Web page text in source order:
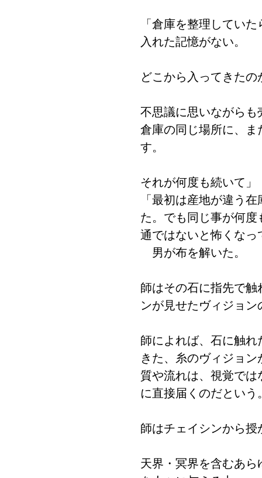
「倉庫を整理してい
入れた記憶がない。
どこから入ってきた
不思議に思いながら
倉庫の同じ場所に、
す。
それが何度も続いて」
「最初は産地が違う
た。でも同じ事が何
通ではないと怖くな
男が布を解いた。
師はその石に指先で
ンが見せたヴィジョ
師によれば、石に触
きた、糸のヴィジョ
質や流れは、視覚で
に直接届くのだという
師はチェイシンから
天界・冥界を含むあ